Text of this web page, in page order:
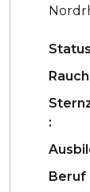
:
Beruf